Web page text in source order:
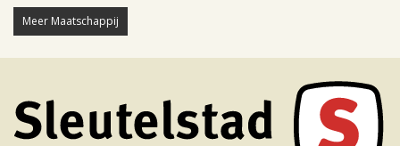
Meer Maatschappij